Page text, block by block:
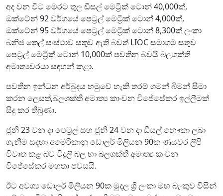
අද වන විට මෙරට තුල ඩීසල් මෙට්‍රික් ටොන් 40,000ක්,
ඔක්ටේන් 92 වර්ගයේ පෙට්‍රල් මෙට්‍රික් ටොන් 4,000ක්,
ඔක්ටේන් 95 වර්ගයේ පෙට්‍රල් මෙට්‍රික් ටොන් 8,300ක් ලංකා
ඛනිජ තෙල් සංස්ථාව සතුව ඇති බවත් LIOC සමාගම සතුව
පෙට්‍රල් මෙට්‍රික් ටොන් 10,000ක් පවතින බවයි බලශක්ති
අමාත්‍යවරයා සඳහන් කළා.
පවතින ඉන්ධන අර්බුදය හමුවේ හැකි තරම් ගමන් බිමන් සීමා
කරන ලෙසත්,බලශක්ති අමාත්‍ය කාංචන විජේසේකර ඉල්ලීමක්
සිදු කර තිබුණා.
ජූනි 23 වන දා පෙට්‍රල් සහ ජූනි 24 වන දා ඩීසල් නෞකා ලබා
ගැනීම සඳහා අමෙරිකානු ඩොලර් මිලියන 90ක ණයවර ලිපි
විවෘත කළ බව විදුලි බල හා බලශක්ති අමාත්‍ය කංචන
විජේසේකර මහතා පවසයි.
ඊට අවශ්‍ය ඩොලර් මිලියන 90ක මුදල ශ්‍රී ලංකා මහ බැංකුව විසින්